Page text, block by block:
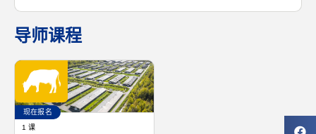
导师课程
现在报名
1 课